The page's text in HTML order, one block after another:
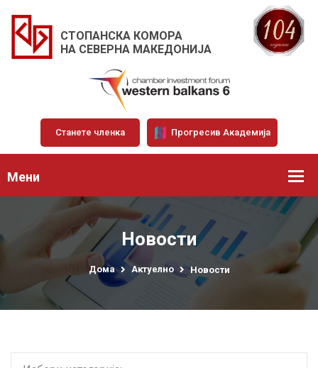
СТОПАНСКА КОМОРА
НА СЕВЕРНА МАКЕДОНИЈА
Станете членка Прогресив Академија
Мени
Новости
Дома Актуелно Новости